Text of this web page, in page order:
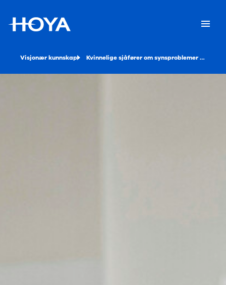
Visjonær kunnskap Kvinnelige sjåfører om synsproblemer - hva kan vi lære?